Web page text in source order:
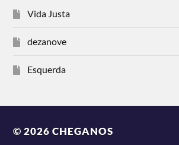
Vida Justa
dezanove
Esquerda
© 2026CHEGANOS